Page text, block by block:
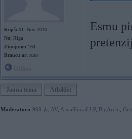
Kopš: 01. Nov 2010
No: Rīga
Ziņojumi: 164
Braucu ar: auto
Esmu
Jauna tēma Atbildēt
Moderatori: 968-jk AV AiwaShuraLLP, BigArchi